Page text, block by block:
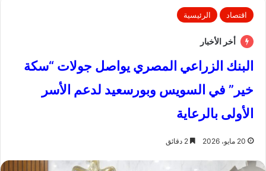
اقتصاد الرئيسية
أخر الأخبار
البنك الزراعي المصري يواصل جولات “سكة
خير” في السويس وبورسعيد لدعم الأسر
الأولى بالرعاية
20 مايو، 2026